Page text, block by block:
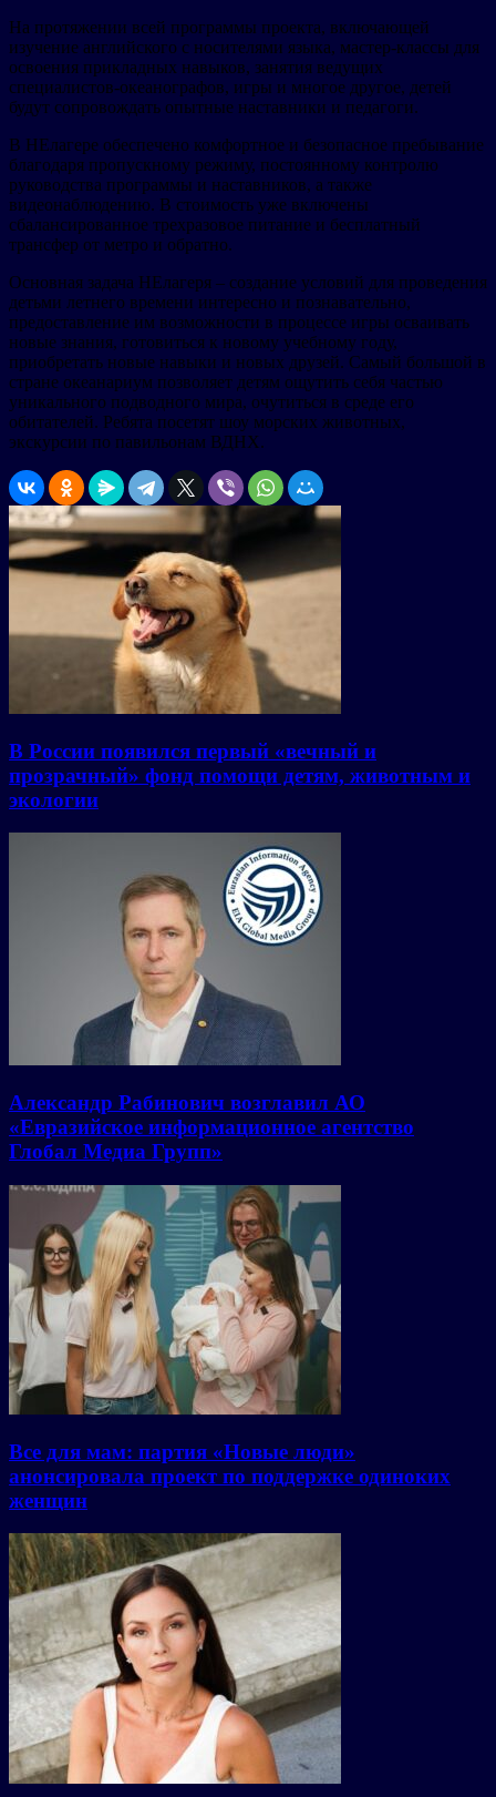
На протяжении всей программы проекта, включающей
изучение английского с носителями языка, мастер-классы для
освоения прикладных навыков, занятия ведущих
специалистов-океанографов, игры и многое другое, детей
будут сопровождать опытные наставники и педагоги.
В НЕлагере обеспечено комфортное и безопасное пребывание
благодаря пропускному режиму, постоянному контролю
руководства программы и наставников, а также
видеонаблюдению. В стоимость уже включены
сбалансированное трехразовое питание и бесплатный
трансфер от метро и обратно.
Основная задача НЕлагеря – создание условий для проведения
детьми летнего времени интересно и познавательно,
предоставление им возможности в процессе игры осваивать
новые знания, готовиться к новому учебному году,
приобретать новые навыки и новых друзей. Самый большой в
стране океанариум позволяет детям ощутить себя частью
уникального подводного мира, очутиться в среде его
обитателей. Ребята посетят шоу морских животных,
экскурсии по павильонам ВДНХ.
В России появился первый «вечный и
прозрачный» фонд помощи детям, животным и
экологии
Александр Рабинович возглавил АО
«Евразийское информационное агентство
Глобал Медиа Групп»
Все для мам: партия «Новые люди»
анонсировала проект по поддержке одиноких
женщин